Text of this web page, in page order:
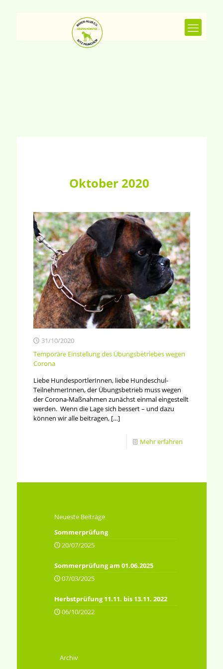
Oktober 2020
31/10/2020
Temporäre Einstellung des Übungsbetriebes wegen
Corona
Liebe HundesportlerInnen, liebe Hundeschul-
TeilnehmerInnen, der Übungsbetrieb muss wegen
der Corona-Maßnahmen zunächst einmal eingestellt
werden. Wenn die Lage sich bessert – und dazu
können wir alle beitragen,[…]
Mehr erfahren
Neueste Beiträge
Sommerprüfung
20/07/2025
Sommerprüfung am 01.06.2025
07/03/2025
Herbstprüfung 11.11. bis 13.11. 2022
06/10/2022
Archiv